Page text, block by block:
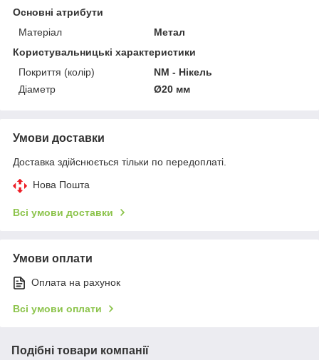
Основні атрибути
Матеріал
Метал
Користувальницькі характеристики
Покриття (колір)
NM - Нікель
Діаметр
Ø20 мм
Умови доставки
Доставка здійснюється тільки по передоплаті.
Нова Пошта
Всі умови доставки
Умови оплати
Оплата на рахунок
Всі умови оплати
Подібні товари компанії